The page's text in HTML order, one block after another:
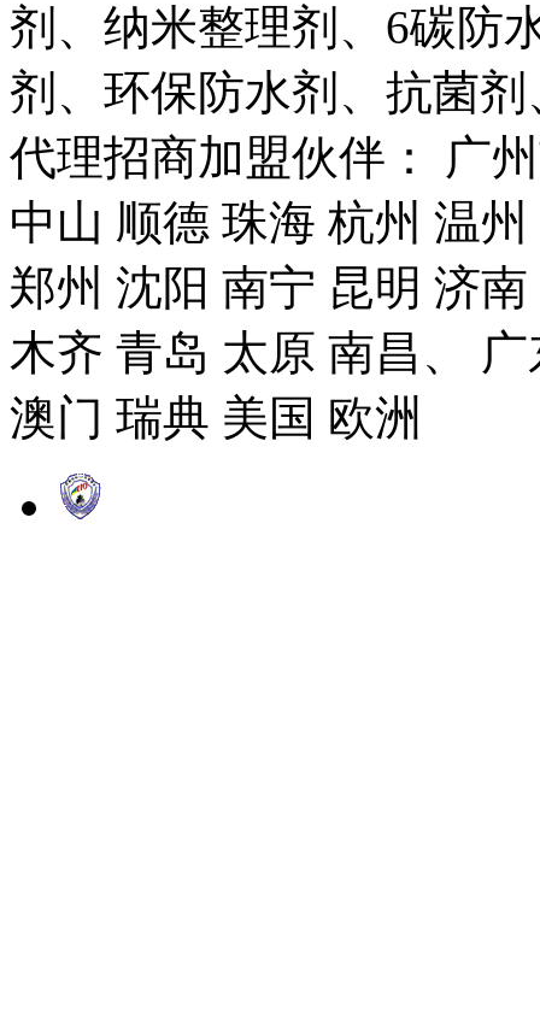
剂、纳米整理剂、6碳防
剂、环保防水剂、抗菌
代理招商加盟伙伴： 广
中山 顺德 珠海 杭州 温
郑州 沈阳 南宁 昆明 济
木齐 青岛 太原 南昌、
澳门 瑞典 美国 欧洲